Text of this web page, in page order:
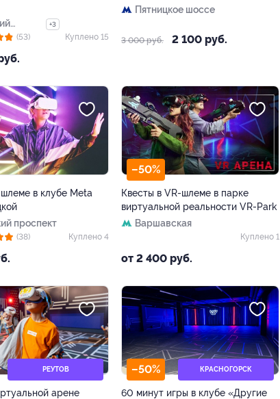
+3
(53) Куплено 15
Пятницкое шоссе
3 000 руб. 2 100 руб.
в клубе Meta
проспект
(38) Куплено 4
–50%
Квесты в VR-шлеме в парке
виртуальной реальности VR-Park
Варшавская
от 2 400 руб.
Куплено 1
РЕУТОВ
арене
–50% КРАСНОГОРСК
60 минут игры в клубе «Другие